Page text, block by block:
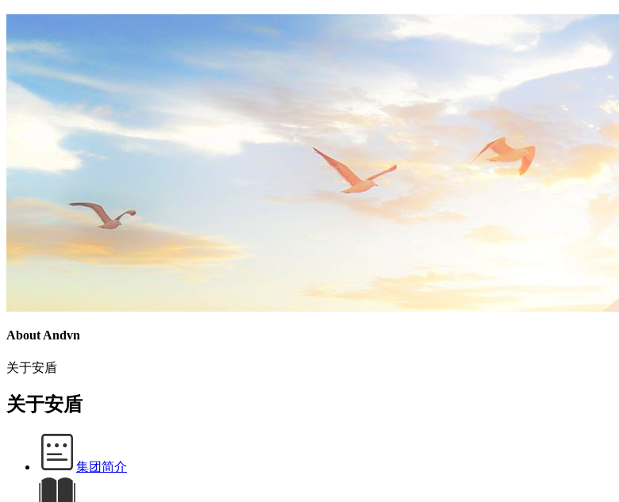
About Andvn
关于安盾
关于安盾
集团简介